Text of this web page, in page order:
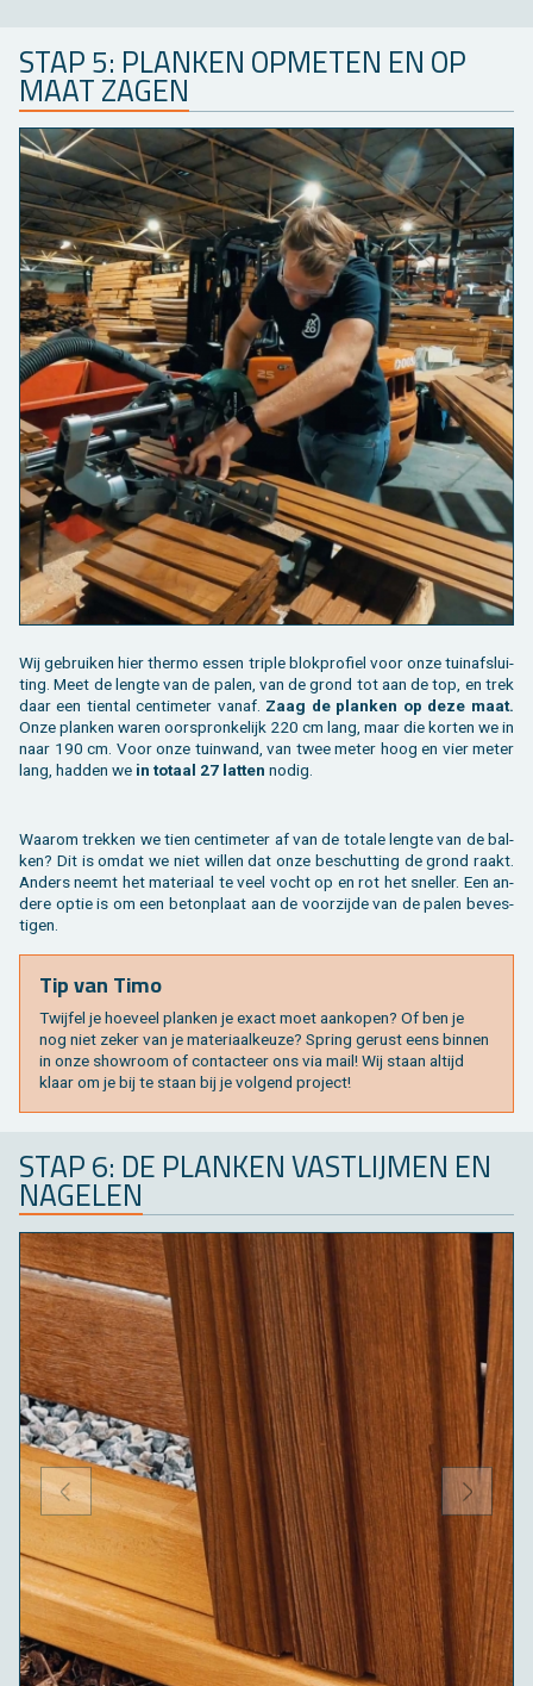
STAP 5: PLAN­KEN OP­ME­TEN EN OP
MAAT ZAGEN
Wij ge­brui­ken hier ther­mo essen tri­ple blok­pro­fiel voor onze tuin­af­slui­
ting. Meet de leng­te van de palen, van de grond tot aan de top, en trek
daar een tien­tal cen­ti­me­ter vanaf. Zaag de plan­ken op deze maat.
Onze plan­ken waren oor­spron­ke­lijk 220 cm lang, maar die kor­ten we in
naar 190 cm. Voor onze tuin­wand, van twee meter hoog en vier meter
lang, had­den we in to­taal 27 lat­ten nodig.
Waar­om trek­ken we tien cen­ti­me­ter af van de to­ta­le leng­te van de bal­
ken? Dit is omdat we niet wil­len dat onze be­schut­ting de grond raakt.
An­ders neemt het ma­te­ri­aal te veel vocht op en rot het snel­ler. Een an­
de­re optie is om een be­ton­plaat aan de voor­zij­de van de palen be­ves­
ti­gen.
Tip van Timo
Twij­fel je hoe­veel plan­ken je exact moet aan­ko­pen? Of ben je
nog niet zeker van je ma­te­ri­aal­keu­ze? Spring ge­rust eens bin­nen
in onze show­room of con­tac­teer ons via mail! Wij staan al­tijd
klaar om je bij te staan bij je vol­gend pro­ject!
STAP 6: DE PLAN­KEN VAST­LIJ­MEN EN
NA­GE­LEN
VORIGE